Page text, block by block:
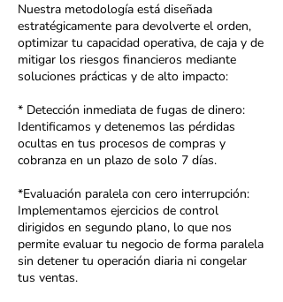
Nuestra metodología está diseñada
estratégicamente para devolverte el orden,
optimizar tu capacidad operativa, de caja y de
mitigar los riesgos financieros mediante
soluciones prácticas y de alto impacto:
* Detección inmediata de fugas de dinero:
Identificamos y detenemos las pérdidas
ocultas en tus procesos de compras y
cobranza en un plazo de solo 7 días.
*Evaluación paralela con cero interrupción:
Implementamos ejercicios de control
dirigidos en segundo plano, lo que nos
permite evaluar tu negocio de forma paralela
sin detener tu operación diaria ni congelar
tus ventas.